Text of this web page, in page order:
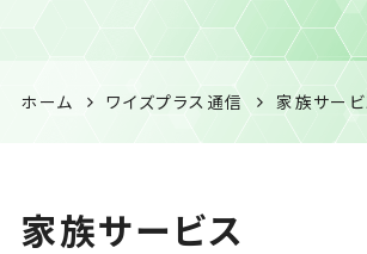
品表示の専門コンサル
ホーム ワイズプラス通信 家族サービ
家族サービス